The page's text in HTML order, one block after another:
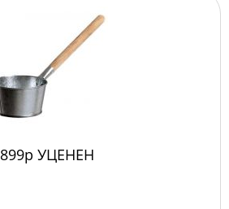
899р УЦЕНЕН